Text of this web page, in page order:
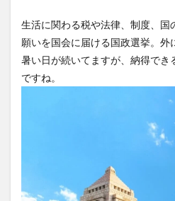
生活に関わる税や法律、制度、国
願いを国会に届ける国政選挙。
暑い日が続いてますが、納得でき
ですね。